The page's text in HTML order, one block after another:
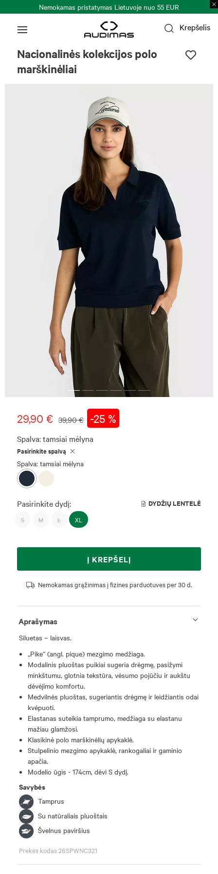
Nemokamas pristatymas Lietuvoje nuo 55 EUR
Krepšelis
Nacionalinės kolekcijos polo
marškinėliai
29,90 € 39,90 € -25 %
Spalva:tamsiai mėlyna
Pasirinkite spalvą
Spalva: tamsiai mėlyna
Pasirinkite dydį: DYDŽIŲ LENTELĖ
S M L XL
Į KREPŠELĮ
Nemokamas grąžinimas į fizines parduotuves per 30 d.
Aprašymas
Siluetas – laisvas.
„Pike“ (angl. pique) mezgimo medžiaga.
Modalinis pluoštas puikiai sugeria drėgmę, pasižymi
minkštumu, glotnia tekstūra, vėsumo pojūčiu ir aukštu
dėvėjimo komfortu.
Medvilnės pluoštas, sugeriantis drėgmę ir leidžiantis odai
kvėpuoti.
Elastanas suteikia tamprumo, medžiaga su elastanu
mažiau glamžosi.
Klasikinė polo marškinėlių apykaklė.
Stulpelinio mezgimo apykaklė, rankogaliai ir gaminio
apačia.
Modelio ūgis - 174cm, dėvi S dydį.
Savybės
Tamprus
Su natūraliais pluoštais
Švelnus paviršius
Prekės kodas 26SPWNC321